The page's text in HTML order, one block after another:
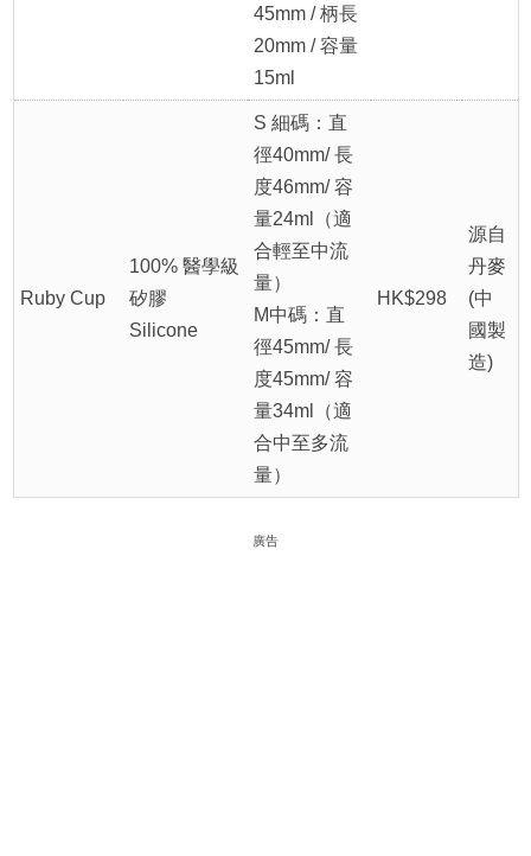
45mm / 柄長
20mm / 容量
15ml
Ruby Cup
100% 醫學級
矽膠
Silicone
S 細碼：直
徑40mm/ 長
度46mm/ 容
量24ml（適
合輕至中流
量）
M中碼：直
徑45mm/ 長
度45mm/ 容
量34ml（適
合中至多流
量）
HK$298
源自
丹麥
(中
國製
造)
廣告